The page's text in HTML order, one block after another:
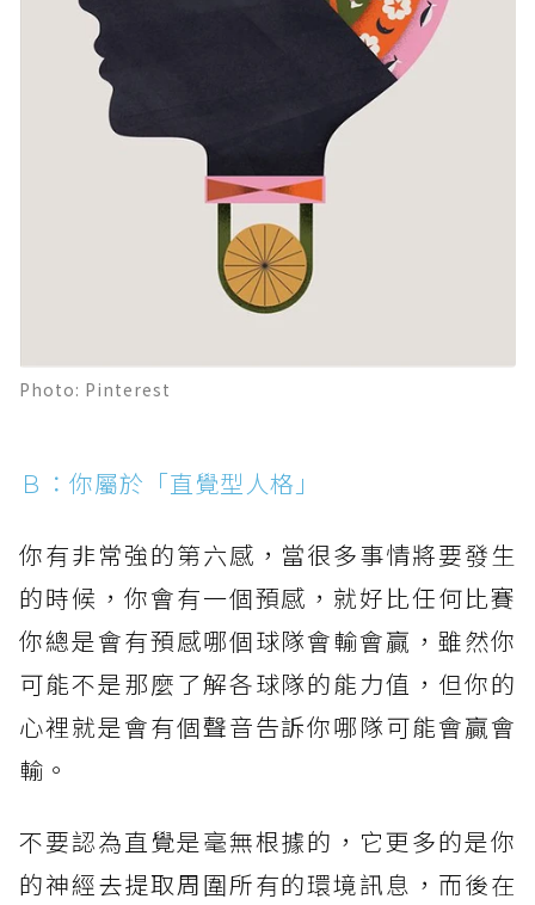
Photo: Pinterest
Ｂ：你屬於「直覺型人格」
你有非常強的第六感，當很多事情將要發生
的時候，你會有一個預感，就好比任何比賽
你總是會有預感哪個球隊會輸會贏，雖然你
可能不是那麼了解各球隊的能力值，但你的
心裡就是會有個聲音告訴你哪隊可能會贏會
輸。
不要認為直覺是毫無根據的，它更多的是你
的神經去提取周圍所有的環境訊息，而後在